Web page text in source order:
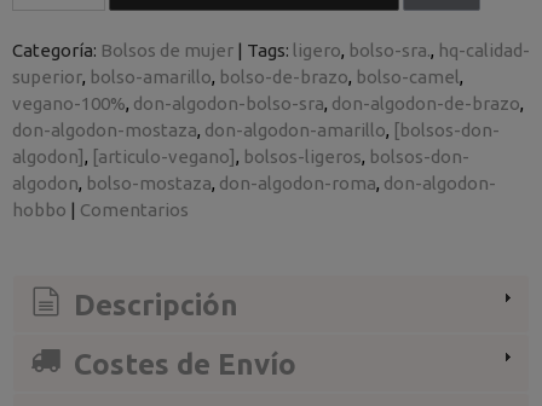
Categoría: Bolsos de mujer | Tags: ligero bolso-sra. hq-calidad-
superior bolso-amarillo bolso-de-brazo bolso-camel
vegano-100% don-algodon-bolso-sra don-algodon-de-brazo
don-algodon-mostaza don-algodon-amarillo [bolsos-don-
algodon]
[articulo-vegano] bolsos-ligeros bolsos-don-
algodon bolso-mostaza don-algodon-roma don-algodon-
hobbo | Comentarios
Descripción
Costes de Envío